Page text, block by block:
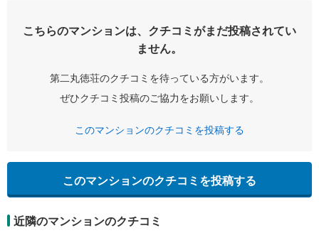
こちらのマンションは、クチコミがまだ投稿されてい
ません。
第二丸徳荘のクチコミを待っている方がいます。
ぜひクチコミ投稿のご協力をお願いします。
このマンションのクチコミを投稿する
このマンションのクチコミを投稿する
近隣のマンションのクチコミ